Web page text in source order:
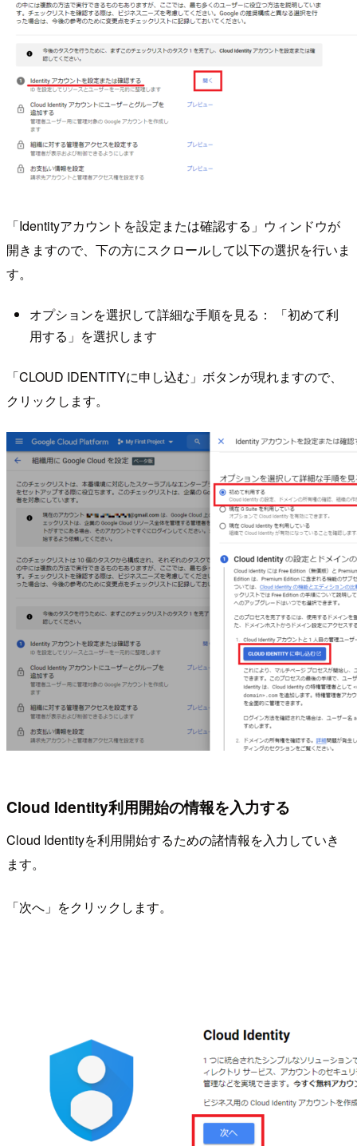
「Identityアカウントを設定または確認する」ウィンドウが
開きますので、下の方にスクロールして以下の選択を行いま
す。
オプションを選択して詳細な手順を見る： 「初めて利
用する」を選択します
「CLOUD IDENTITYに申し込む」ボタンが現れますので、
クリックします。
Cloud Identity利用開始の情報を入力する
Cloud Identityを利用開始するための諸情報を入力していき
ます。
「次へ」をクリックします。